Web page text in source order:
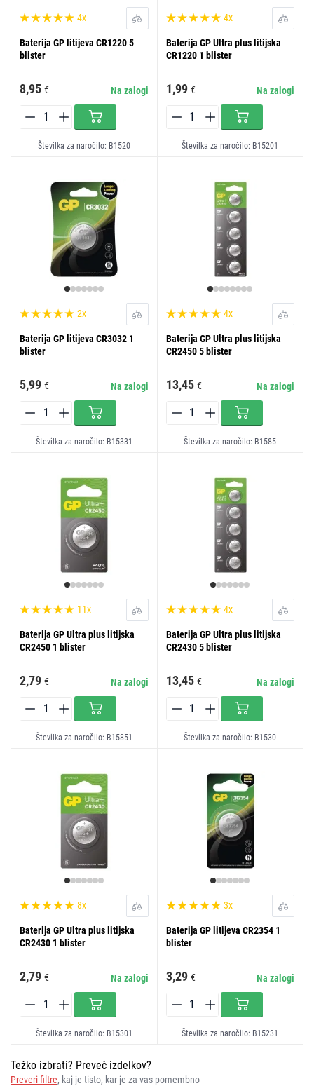
4x
Baterija GP litijeva CR1220 5
blister
8,95 € Na zalogi
Številka za naročilo: B1520
4x
Baterija GP Ultra plus litijska
CR1220 1 blister
1,99 € Na zalogi
Številka za naročilo: B15201
2x
Baterija GP litijeva CR3032 1
blister
5,99 € Na zalogi
Številka za naročilo: B15331
4x
Baterija GP Ultra plus litijska
CR2450 5 blister
13,45 € Na zalogi
Številka za naročilo: B1585
11x
Baterija GP Ultra plus litijska
CR2450 1 blister
2,79 € Na zalogi
Številka za naročilo: B15851
4x
Baterija GP Ultra plus litijska
CR2430 5 blister
13,45 € Na zalogi
Številka za naročilo: B1530
8x
Baterija GP Ultra plus litijska
CR2430 1 blister
2,79 € Na zalogi
Številka za naročilo: B15301
3x
Baterija GP litijeva CR2354 1
blister
3,29 € Na zalogi
Številka za naročilo: B15231
Težko izbrati? Preveč izdelkov?
Preveri filtre, kaj je tisto, kar je za vas pomembno